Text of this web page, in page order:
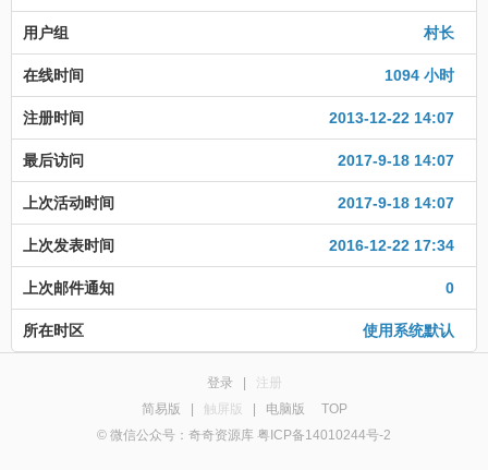
村长
用户组
1094 小时
在线时间
2013-12-22 14:07
注册时间
2017-9-18 14:07
最后访问
2017-9-18 14:07
上次活动时间
2016-12-22 17:34
上次发表时间
0
上次邮件通知
使用系统默认
所在时区
登录
注册
简易版
触屏版 电脑版
TOP
© 微信公众号：奇奇资源库 粤ICP备14010244号-2